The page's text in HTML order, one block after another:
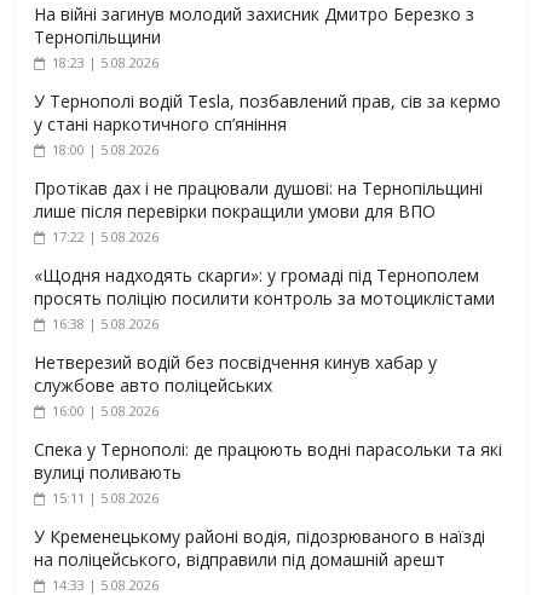
На війні загинув молодий захисник Дмитро Березко з
Тернопільщини
18:23 | 5.08.2026
У Тернополі водій Tesla, позбавлений прав, сів за кермо
у стані наркотичного сп’яніння
18:00 | 5.08.2026
Протікав дах і не працювали душові: на Тернопільщині
лише після перевірки покращили умови для ВПО
17:22 | 5.08.2026
«Щодня надходять скарги»: у громаді під Тернополем
просять поліцію посилити контроль за мотоциклістами
16:38 | 5.08.2026
Нетверезий водій без посвідчення кинув хабар у
службове авто поліцейських
16:00 | 5.08.2026
Спека у Тернополі: де працюють водні парасольки та які
вулиці поливають
15:11 | 5.08.2026
У Кременецькому районі водія, підозрюваного в наїзді
на поліцейського, відправили під домашній арешт
14:33 | 5.08.2026